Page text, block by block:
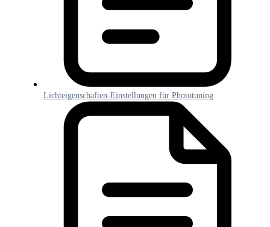
Lichteigenschaften-Einstellungen für Phototuning